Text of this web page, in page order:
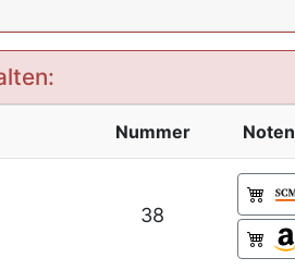
Nummer Noten
38